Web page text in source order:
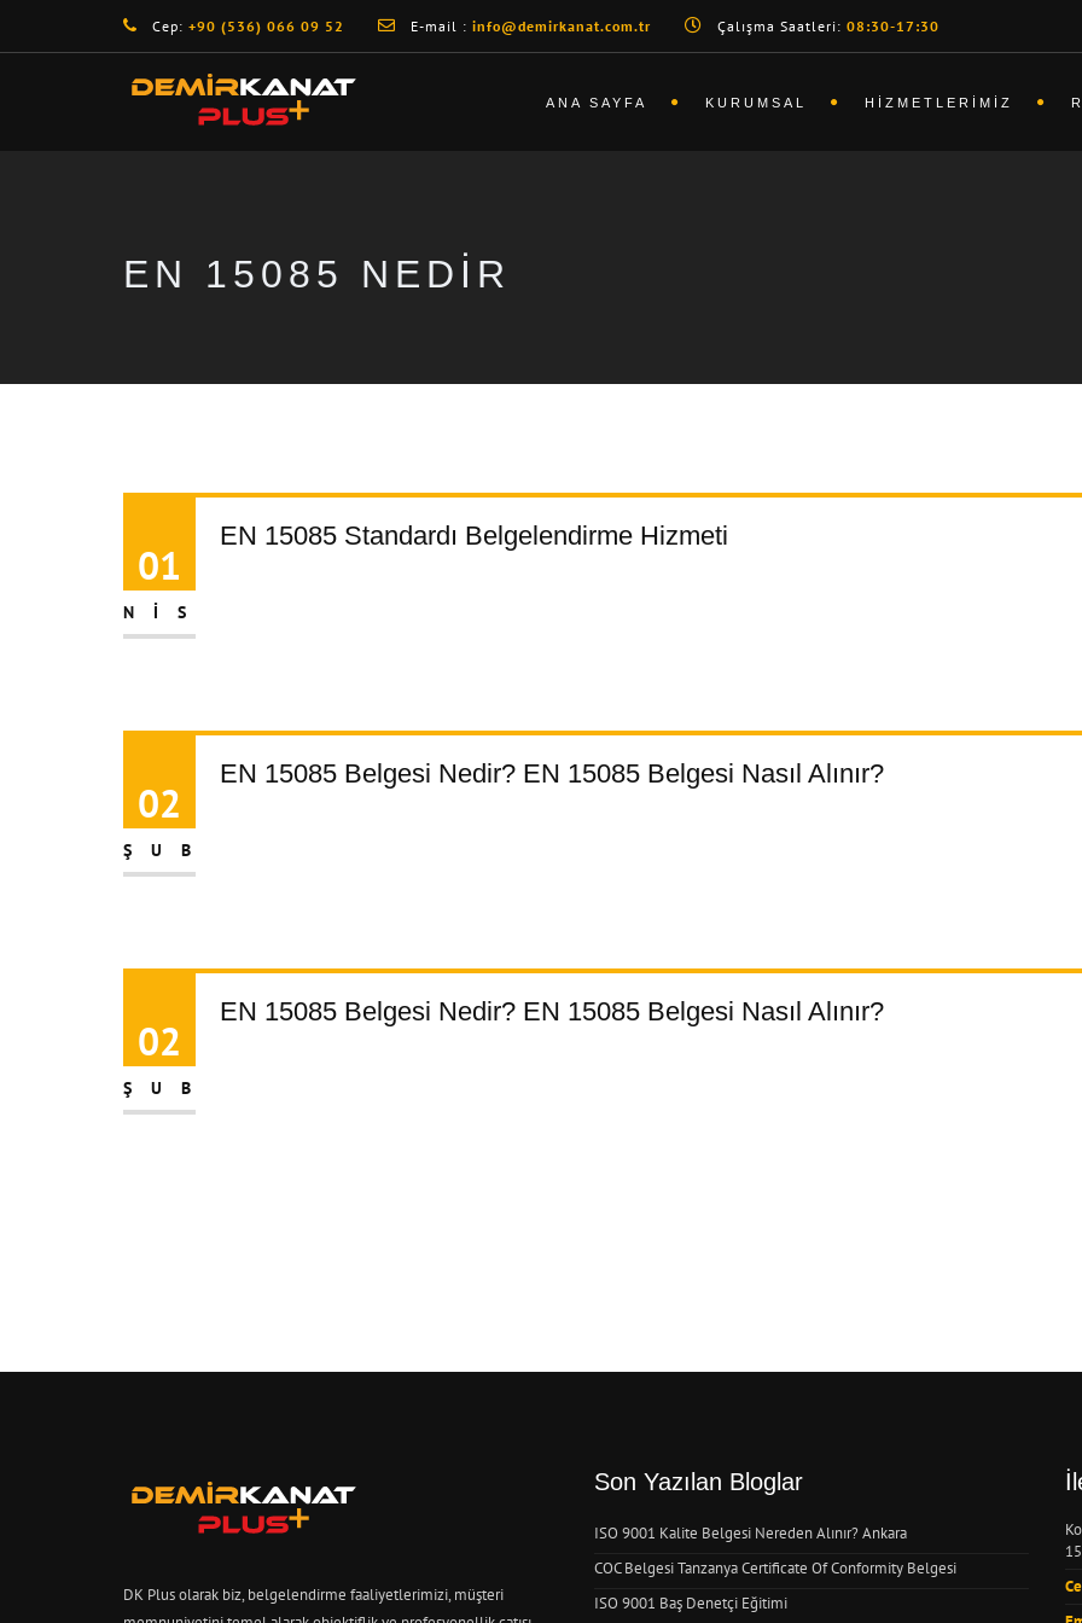
Cep: +90 (536) 066 09 52 E-mail : info@demirkanat.com.tr Çalışma Saatleri: 08:30-17:30
ANA SAYFA KURUMSAL HIZMETLERIMIZ
EN 15085 NEDIR
01
NIS
EN 15085 Standardı Belgelendirme Hizmeti
02
ŞUB
EN 15085 Belgesi Nedir? EN 15085 Belgesi Nasıl Alınır?
02
ŞUB
EN 15085 Belgesi Nedir? EN 15085 Belgesi Nasıl Alınır?
DK Plus olarak biz, belgelendirme faaliyetlerimizi, müşteri
Son Yazılan Bloglar
ISO 9001 Kalite Belgesi Nereden Alınır? Ankara
COC Belgesi Tanzanya Certificate Of Conformity Belgesi
ISO 9001 Baş Denetçi Eğitimi